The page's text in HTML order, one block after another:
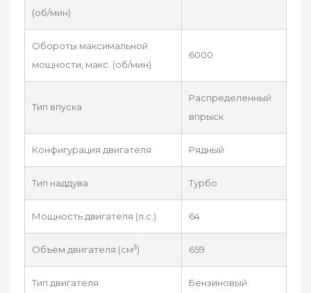
(об/мин)
Обороты максимальной
мощности, макс. (об/мин)
6000
Тип впуска
Распределенный
впрыск
Конфигурация двигателя Рядный
Тип наддува Турбо
Мощность двигателя (л.с.) 64
Объём двигателя (см3) 659
Тип двигателя Бензиновый